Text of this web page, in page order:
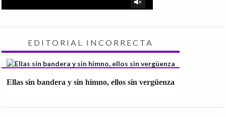
EDITORIAL INCORRECTA
Ellas sin bandera y sin himno, ellos sin vergüenza